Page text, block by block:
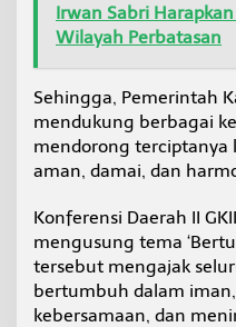
Irwan Sabri
Wilayah Perbatasan
Sehingga, Pemerintah
mendukung berbagai
mendorong terciptanya
aman, damai, dan
Konferensi Daerah II
mengusung tema
tersebut mengajak
bertumbuh dalam
kebersamaan, dan